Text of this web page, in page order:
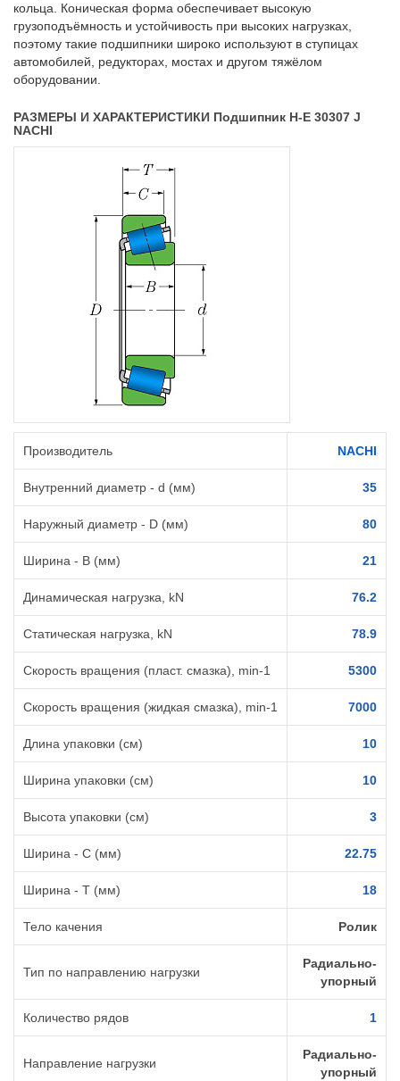
кольца. Коническая форма обеспечивает высокую
грузоподъёмность и устойчивость при высоких нагрузках,
поэтому такие подшипники широко используют в ступицах
автомобилей, редукторах, мостах и другом тяжёлом
оборудовании.
РАЗМЕРЫ И ХАРАКТЕРИСТИКИ Подшипник H-E 30307 J
NACHI
Производитель NACHI
Внутренний диаметр - d (мм) 35
Наружный диаметр - D (мм) 80
Ширина - B (мм) 21
Динамическая нагрузка, kN 76.2
Статическая нагрузка, kN 78.9
Скорость вращения (пласт. смазка), min-1 5300
Скорость вращения (жидкая смазка), min-1 7000
Длина упаковки (см) 10
Ширина упаковки (см) 10
Высота упаковки (см) 3
Ширина - C (мм) 22.75
Ширина - T (мм) 18
Тело качения Ролик
Тип по направлению нагрузки
Радиально-
упорный
Количество рядов 1
Направление нагрузки
Радиально-
упорный